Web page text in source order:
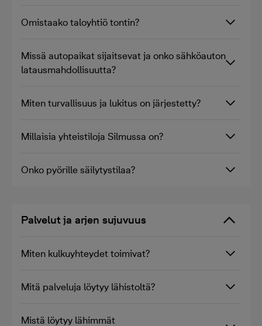
Omistaako taloyhtiö tontin?
Missä autopaikat sijaitsevat ja onko sähköauton
latausmahdollisuutta?
Miten turvallisuus ja lukitus on järjestetty?
Millaisia yhteistiloja Silmussa on?
Onko pyörille säilytystilaa?
Palvelut ja arjen sujuvuus
Miten kulkuyhteydet toimivat?
Mitä palveluja löytyy lähistoltä?
Mistä löytyy lähimmät